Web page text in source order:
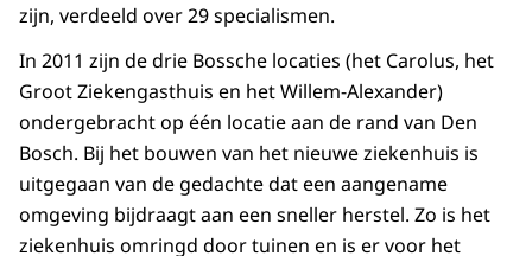
zijn, verdeeld over 29 specialismen.
In 2011 zijn de drie Bossche locaties (het Carolus, het
Groot Ziekengasthuis en het Willem-Alexander)
ondergebracht op één locatie aan de rand van Den
Bosch. Bij het bouwen van het nieuwe ziekenhuis is
uitgegaan van de gedachte dat een aangename
omgeving bijdraagt aan een sneller herstel. Zo is het
ziekenhuis omringd door tuinen en is er voor het